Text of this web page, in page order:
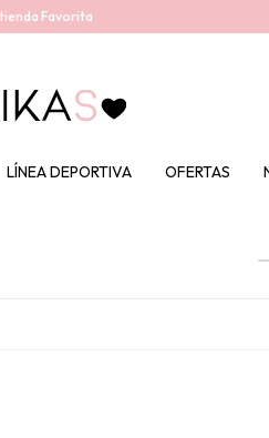
Favorita
LÍNEA DEPORTIVA OFERTAS